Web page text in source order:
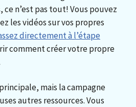
ce n’est pas tout! Vous pouvez
les vidéos sur vos propres
directement à l’étape
comment créer votre propre
mais la campagne
autres ressources. Vous